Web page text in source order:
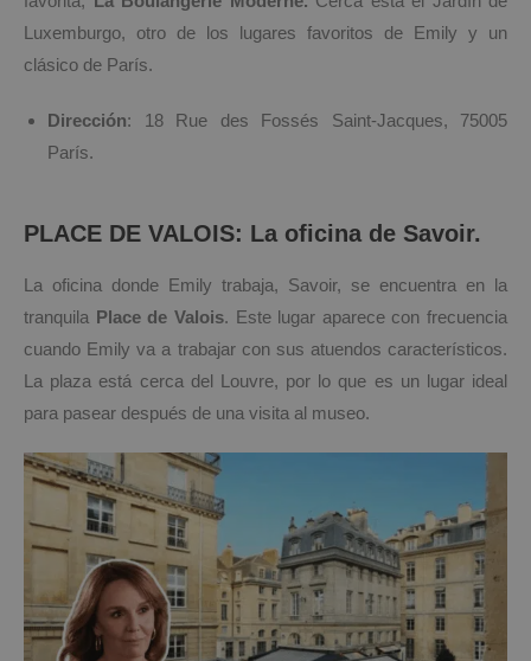
Luxemburgo, otro de los lugares favoritos de Emily y un
clásico de París.
Dirección: 18 Rue des Fossés Saint-Jacques, 75005
París.
PLACE DE VALOIS: La oficina de Savoir.
La oficina donde Emily trabaja, Savoir, se encuentra en la
tranquila Place de Valois. Este lugar aparece con frecuencia
cuando Emily va a trabajar con sus atuendos característicos.
La plaza está cerca del Louvre, por lo que es un lugar ideal
para pasear después de una visita al museo.